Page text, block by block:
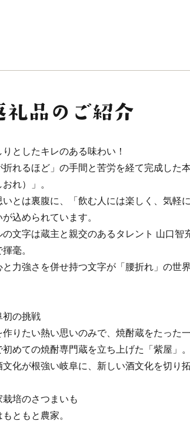
りとしたキレのある味わい！
折れるほど」の手間と苦労を経て完成した
おれ）」。
いとは裏腹に、「飲む人には楽しく、気軽
が込められています。
の文字は蔵主と親交のあるタレント 山口智
毫。
と力強さを併せ持つ文字が「腰折れ」の世
初の挑戦
作りたい熱い思いのみで、焼酎蔵をたった
初めての焼酎専門蔵を立ち上げた「紫屋」。
文化が根強い岐阜に、新しい酒文化を切り拓
栽培のさつまいも
ともと農家。